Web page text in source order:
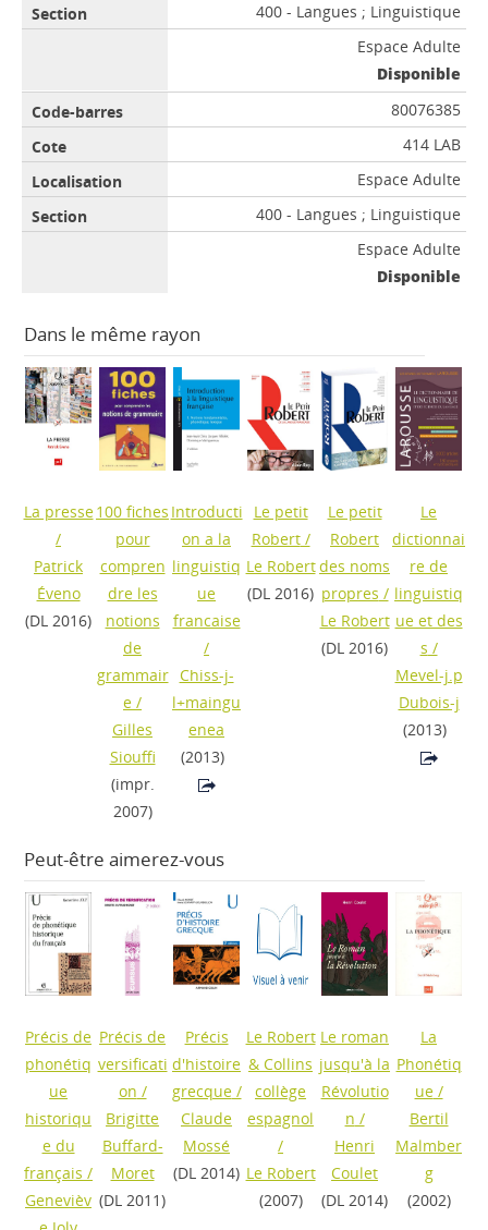
400 - Langues ; Linguistique
Espace Adulte
Disponible
80076385
414 LAB
Espace Adulte
400 - Langues ; Linguistique
Espace Adulte
Disponible
Dans le même rayon
La presse
/
Patrick
Éveno
(DL 2016)
100 fiches
pour
compren
dre les
notions
de
grammair
e /
Gilles
Siouffi
(impr.
2007)
Introducti
on a la
linguistiq
ue
francaise
/
Chiss-j-
l+maingu
enea
(2013)
Le petit
Robert/
Le Robert
(DL 2016)
Le petit
Robert
des noms
propres /
Le Robert
(DL 2016)
Le
dictionnai
re de
linguistiq
ue et des
s /
Mevel-j.p
Dubois-j
(2013)
Peut-être aimerez-vous
Précis de
phonétiq
ue
historiqu
e du
français /
Genevièv
Précis de
versificati
on /
Brigitte
Buffard-
Moret
(DL 2011)
Précis
d'histoire
grecque/
Claude
Mossé
(DL 2014)
Le Robert
& Collins
collège
espagnol
/
Le Robert
(2007)
Le roman
jusqu'à la
Révolutio
n /
Henri
Coulet
(DL 2014)
La
Phonétiq
ue/
Bertil
Malmber
g
(2002)